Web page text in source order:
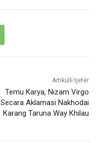
Artikulli tjetër
Temu Karya, Nizam Virgo
Secara Aklamasi Nakhodai
Karang Taruna Way Khilau